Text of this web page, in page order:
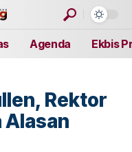
Agenda Ekbis
Rektor
Alasan